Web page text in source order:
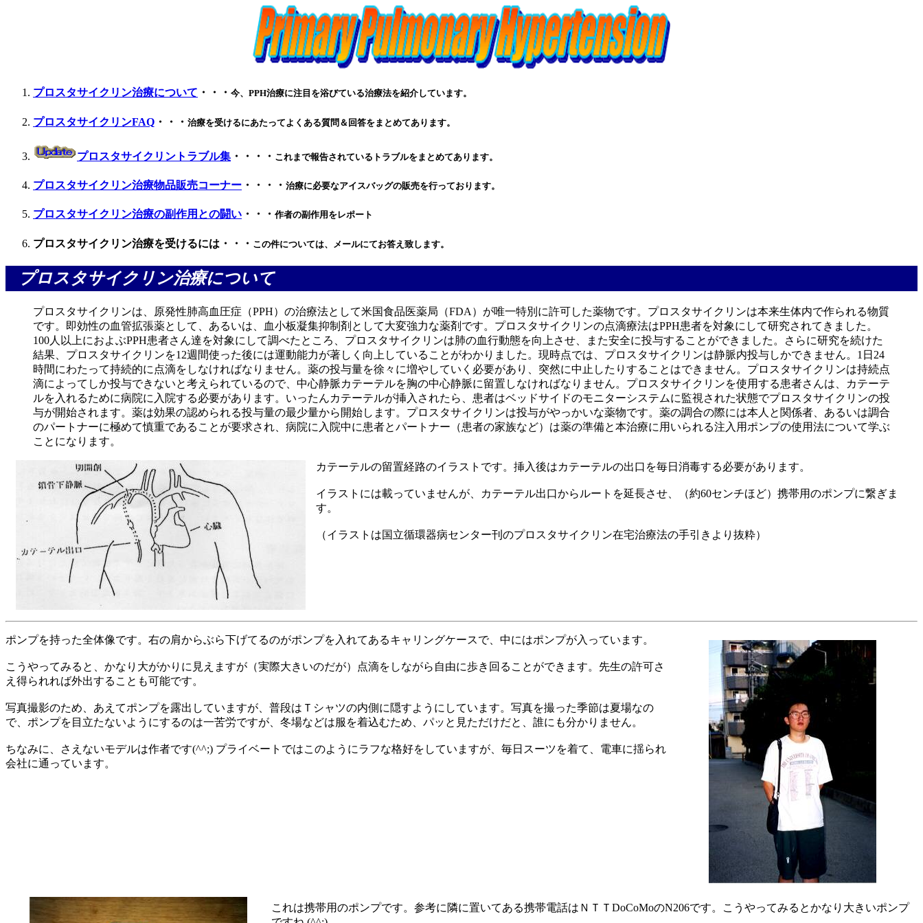
プロスタサイクリン治療について ・・・ 今、PPH治療に注目を浴びている治療法を紹介しています。
プロスタサイクリンFAQ ・・・ 治療を受けるにあたってよくある質問＆回答をまとめてあります。
プロスタサイクリントラブル集 ・・・・ これまで報告されているトラブルをまとめてあります。
プロスタサイクリン治療物品販売コーナー ・・・・ 治療に必要なアイスバッグの販売を行っております。
プロスタサイクリン治療の副作用との闘い ・・・ 作者の副作用をレポート
プロスタサイクリン治療を受けるには・・・ この件については、メールにてお答え致します。
プロスタサイクリン治療について
プロスタサイクリンは、原発性肺高血圧症（PPH）の治療法として米国食品医薬局（FDA）が唯一特別に許可した薬物です。プロスタサイクリンは本来生体内で作られる物質
です。即効性の血管拡張薬として、あるいは、血小板凝集抑制剤として大変強力な薬剤です。プロスタサイクリンの点滴療法はPPH患者を対象にして研究されてきました。
100人以上におよぶPPH患者さん達を対象にして調べたところ、プロスタサイクリンは肺の血行動態を向上させ、また安全に投与することができました。さらに研究を続けた
結果、プロスタサイクリンを12週間使った後には運動能力が著しく向上していることがわかりました。現時点では、プロスタサイクリンは静脈内投与しかできません。1日24
時間にわたって持続的に点滴をしなければなりません。薬の投与量を徐々に増やしていく必要があり、突然に中止したりすることはできません。プロスタサイクリンは持続点
滴によってしか投与できないと考えられているので、中心静脈カテーテルを胸の中心静脈に留置しなければなりません。プロスタサイクリンを使用する患者さんは、カテーテ
ルを入れるために病院に入院する必要があります。いったんカテーテルが挿入されたら、患者はベッドサイドのモニターシステムに監視された状態でプロスタサイクリンの投
与が開始されます。薬は効果の認められる投与量の最少量から開始します。プロスタサイクリンは投与がやっかいな薬物です。薬の調合の際には本人と関係者、あるいは調合
のパートナーに極めて慎重であることが要求され、病院に入院中に患者とパートナー（患者の家族など）は薬の準備と本治療に用いられる注入用ポンプの使用法について学ぶ
ことになります。
カテーテルの留置経路のイラストです。挿入後はカテーテルの出口を毎日消毒する必要があります。
イラストには載っていませんが、カテーテル出口からルートを延長させ、（約60センチほど）携帯用のポンプに繋ぎま
す。
（イラストは国立循環器病センター刊のプロスタサイクリン在宅治療法の手引きより抜粋）
ポンプを持った全体像です。右の肩からぶら下げてるのがポンプを入れてあるキャリングケースで、中にはポンプが入っています。
こうやってみると、かなり大がかりに見えますが（実際大きいのだが）点滴をしながら自由に歩き回ることができます。先生の許可さ
え得られれば外出することも可能です。
写真撮影のため、あえてポンプを露出していますが、普段はＴシャツの内側に隠すようにしています。写真を撮った季節は夏場なの
で、ポンプを目立たないようにするのは一苦労ですが、冬場などは服を着込むため、パッと見ただけだと、誰にも分かりません。
ちなみに、さえないモデルは作者です(^^;) プライベートではこのようにラフな格好をしていますが、毎日スーツを着て、電車に揺られ
会社に通っています。
これは携帯用のポンプです。参考に隣に置いてある携帯電話はＮＴＴDoCoMoのN206です。こうやってみるとかなり大きいポンプ